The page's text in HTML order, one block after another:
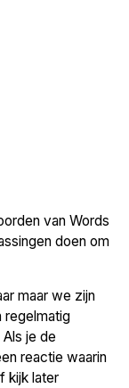
van Words
doen om
maar we zijn
regelmatig
je de
reactie waarin
kijk later